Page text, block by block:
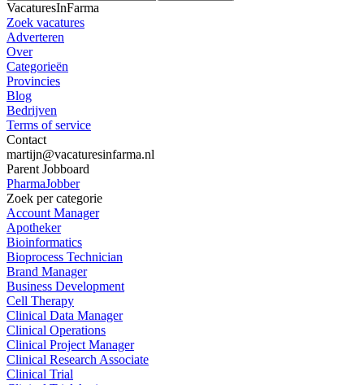
VacaturesInFarma
Zoek vacatures
Adverteren
Over
Categorieën
Provincies
Blog
Bedrijven
Terms of service
Contact
martijn@vacaturesinfarma.nl
Parent Jobboard
PharmaJobber
Zoek per categorie
Account Manager
Apotheker
Bioinformatics
Bioprocess Technician
Brand Manager
Business Development
Cell Therapy
Clinical Data Manager
Clinical Operations
Clinical Project Manager
Clinical Research Associate
Clinical Trial